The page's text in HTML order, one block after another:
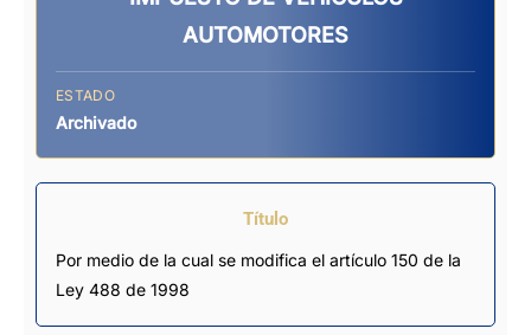
AUTOMOTORES
ESTADO
Archivado
Título
Por medio de la cual se modifica el artículo 150 de la
Ley 488 de 1998